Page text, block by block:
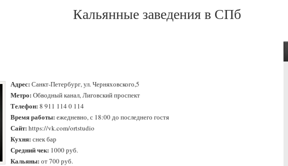
Кальянные заведения в СПб
Адрес: Санкт-Петербург, ул. Черняховского,5
Метро: Обводный канал, Лиговский проспект
Телефон: 8 911 114 0 114
Время работы: ежедневно, с 18:00 до последнего гостя
Сайт: https://vk.com/ortstudio
Кухня: снек бар
Средний чек: 1000 руб.
Кальяны: от 700 руб.